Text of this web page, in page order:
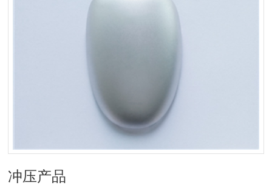
冲压产品